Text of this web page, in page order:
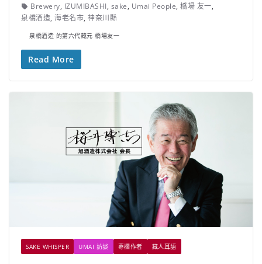
Brewery, IZUMIBASHI, sake, Umai People, 橋場 友一,
泉橋酒造, 海老名市, 神奈川縣
泉橋酒造 的第六代藏元 橋場友一
Read More
SAKE WHISPER UMAI 訪談 專欄作者 藏人耳語